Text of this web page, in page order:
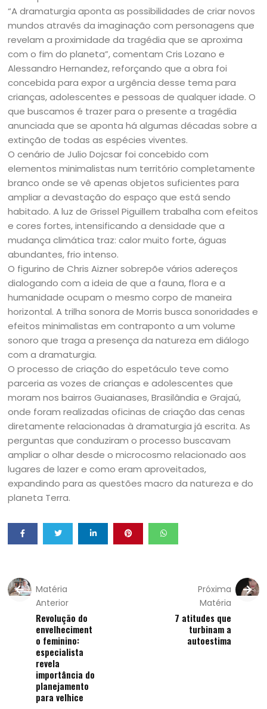
“A dramaturgia aponta as possibilidades de criar novos
mundos através da imaginação com personagens que
revelam a proximidade da tragédia que se aproxima
com o fim do planeta”, comentam Cris Lozano e
Alessandro Hernandez, reforçando que a obra foi
concebida para expor a urgência desse tema para
crianças, adolescentes e pessoas de qualquer idade. O
que buscamos é trazer para o presente a tragédia
anunciada que se aponta há algumas décadas sobre a
extinção de todas as espécies viventes.
O cenário de Julio Dojcsar foi concebido com
elementos minimalistas num território completamente
branco onde se vê apenas objetos suficientes para
ampliar a devastação do espaço que está sendo
habitado. A luz de Grissel Piguillem trabalha com efeitos
e cores fortes, intensificando a densidade que a
mudança climática traz: calor muito forte, águas
abundantes, frio intenso.
O figurino de Chris Aizner sobrepõe vários adereços
dialogando com a ideia de que a fauna, flora e a
humanidade ocupam o mesmo corpo de maneira
horizontal. A trilha sonora de Morris busca sonoridades e
efeitos minimalistas em contraponto a um volume
sonoro que traga a presença da natureza em diálogo
com a dramaturgia.
O processo de criação do espetáculo teve como
parceria as vozes de crianças e adolescentes que
moram nos bairros Guaianases, Brasilândia e Grajaú,
onde foram realizadas oficinas de criação das cenas
diretamente relacionadas à dramaturgia já escrita. As
perguntas que conduziram o processo buscavam
ampliar o olhar desde o microcosmo relacionado aos
lugares de lazer e como eram aproveitados,
expandindo para as questões macro da natureza e do
planeta Terra.
Matéria
Anterior
Revolução do
envelheciment
o feminino:
especialista
revela
importância do
planejamento
para velhice
Próxima
Matéria
7 atitudes que
turbinam a
autoestima